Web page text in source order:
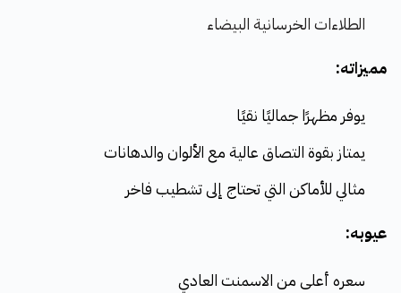
الطلاءات الخرسانية البيضاء
مميزاته:
يوفر مظهرًا جماليًا نقيًا
يمتاز بقوة التصاق عالية مع الألوان والدهانات
مثالي للأماكن التي تحتاج إلى تشطيب فاخر
عيوبه:
سعره أعلى من الاسمنت العادي